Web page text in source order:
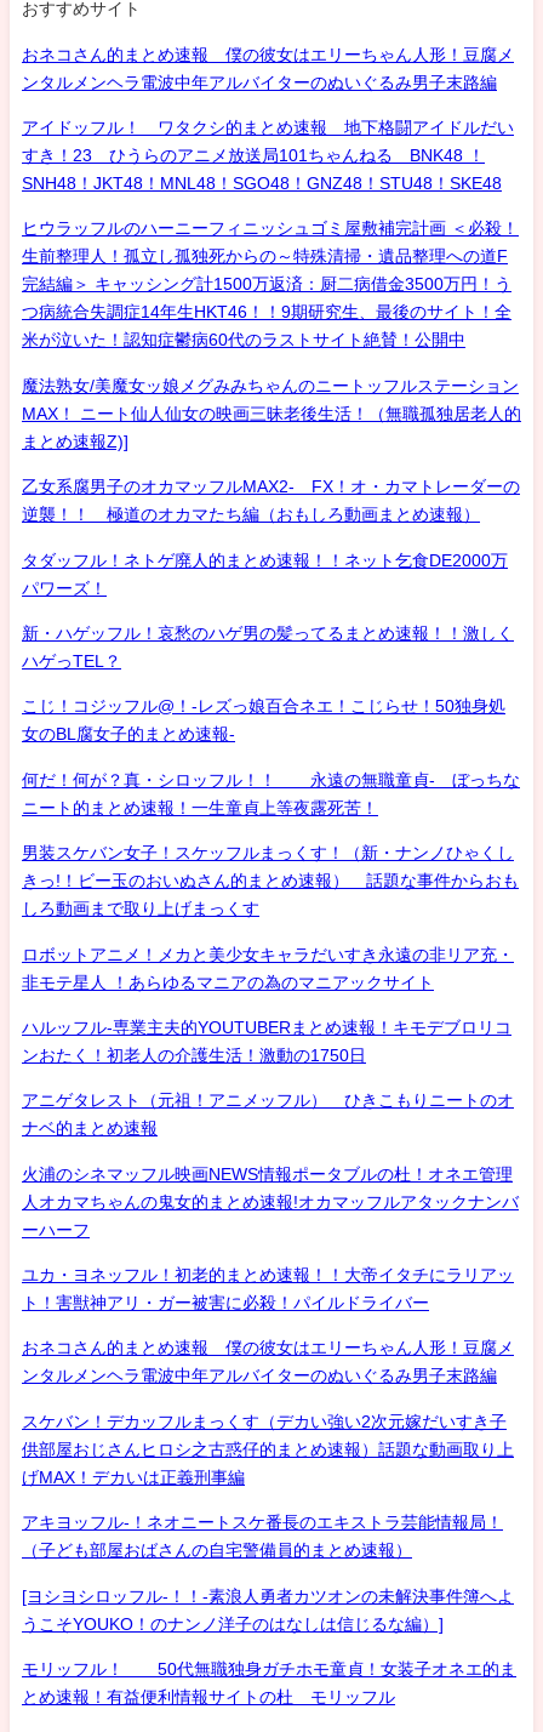
おすすめサイト
おネコさん的まとめ速報 僕の彼女はエリーちゃん人形！豆腐メ
ンタルメンヘラ電波中年アルバイターのぬいぐるみ男子末路編
アイドッフル！ ワタクシ的まとめ速報 地下格闘アイドルだい
すき！23 ひうらのアニメ放送局101ちゃんねる BNK48 ！
SNH48！JKT48！MNL48！SGO48！GNZ48！STU48！SKE48
ヒウラッフルのハーニーフィニッシュゴミ屋敷補完計画 ＜必殺！
生前整理人！孤立し孤独死からの～特殊清掃・遺品整理への道F
完結編＞ キャッシング計1500万返済：厨二病借金3500万円！う
つ病統合失調症14年生HKT46！！9期研究生、最後のサイト！全
米が泣いた！認知症鬱病60代のラストサイト絶賛！公開中
魔法熟女/美魔女ッ娘メグみみちゃんのニートッフルステーション
MAX！ ニート仙人仙女の映画三昧老後生活！（無職孤独居老人的
まとめ速報Z)]
乙女系腐男子のオカマッフルMAX2- FX！オ・カマトレーダーの
逆襲！！ 極道のオカマたち編（おもしろ動画まとめ速報）
タダッフル！ネトゲ廃人的まとめ速報！！ネット乞食DE2000万
パワーズ！
新・ハゲッフル！哀愁のハゲ男の髪ってるまとめ速報！！激しく
ハゲっTEL？
こじ！コジッフル@！-レズっ娘百合ネエ！こじらせ！50独身処
女のBL腐女子的まとめ速報-
何だ！何が？真・シロッフル！！ 永遠の無職童貞- ぼっちな
ニート的まとめ速報！一生童貞上等夜露死苦！
男装スケバン女子！スケッフルまっくす！（新・ナンノひゃくし
きっ!！ビー玉のおいぬさん的まとめ速報） 話題な事件からおも
しろ動画まで取り上げまっくす
ロボットアニメ！メカと美少女キャラだいすき永遠の非リア充・
非モテ星人 ！あらゆるマニアの為のマニアックサイト
ハルッフル-専業主夫的YOUTUBERまとめ速報！キモデブロリコ
ンおたく！初老人の介護生活！激動の1750日
アニゲタレスト（元祖！アニメッフル） ひきこもりニートのオ
ナベ的まとめ速報
火浦のシネマッフル映画NEWS情報ポータブルの杜！オネエ管理
人オカマちゃんの鬼女的まとめ速報!オカマッフルアタックナンバ
ーハーフ
ユカ・ヨネッフル！初老的まとめ速報！！大帝イタチにラリアッ
ト！害獣神アリ・ガー被害に必殺！パイルドライバー
おネコさん的まとめ速報 僕の彼女はエリーちゃん人形！豆腐メ
ンタルメンヘラ電波中年アルバイターのぬいぐるみ男子末路編
スケバン！デカッフルまっくす（デカい強い2次元嫁だいすき子
供部屋おじさんヒロシ之古惑仔的まとめ速報）話題な動画取り上
げMAX！デカいは正義刑事編
アキヨッフル-！ネオニートスケ番長のエキストラ芸能情報局！
（子ども部屋おばさんの自宅警備員的まとめ速報）
[ヨシヨシロッフル-！！-素浪人勇者カツオンの未解決事件簿へよ
うこそYOUKO！のナンノ洋子のはなしは信じるな編）]
モリッフル！ 50代無職独身ガチホモ童貞！女装子オネエ的ま
とめ速報！有益便利情報サイトの杜 モリッフル